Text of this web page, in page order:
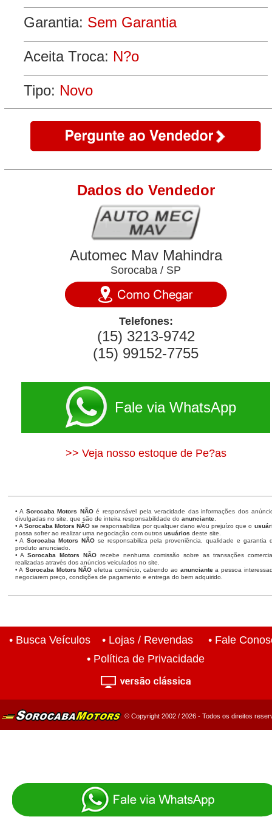
Garantia: Sem Garantia
Aceita Troca: N?o
Tipo: Novo
Dados do Vendedor
Automec Mav Mahindra
Sorocaba / SP
Telefones:
(15) 3213-9742
(15) 99152-7755
Fale via WhatsApp
>> Veja nosso estoque de Pe?as
• A Sorocaba Motors NÃOé responsável pela veracidade das informações dos
divulgadas no site, que são de inteira responsabilidade do anunciante.
• A Sorocaba Motors NÃO se responsabiliza por qualquer dano e/ou prejuízo que o
possa sofrer ao realizar uma negociação com outros usuários deste site.
• A Sorocaba Motors NÃOse responsabiliza pela proveniência, qualidade e garantia
produto anunciado.
• ASorocaba Motors NÃO recebe nenhuma comissão sobre as transações
realizadas através dos anúncios veiculados no site.
• A Sorocaba Motors NÃO efetua comércio, cabendo ao anunciantea pessoa
negociarem preço, condições de pagamento e entrega do bem adquirido.